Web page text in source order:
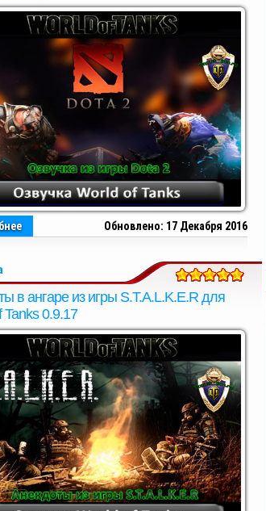
Обновлено: 17 Декабря 2016
в ангаре из игры S.T.A.L.K.E.R для
Tanks 0.9.17